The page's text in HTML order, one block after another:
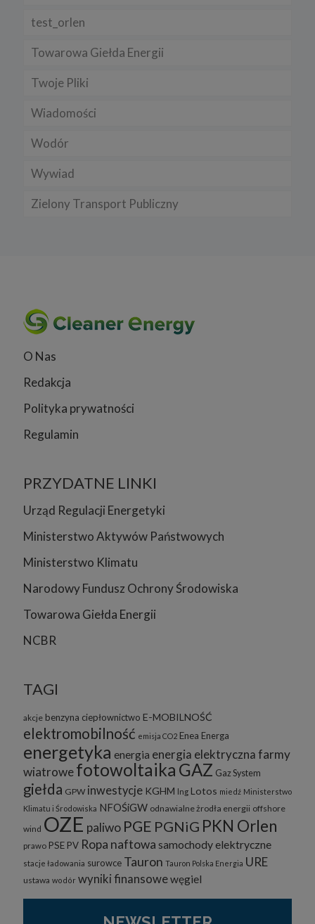
test_orlen
Towarowa Giełda Energii
Twoje Pliki
Wiadomości
Wodór
Wywiad
Zielony Transport Publiczny
O Nas
Redakcja
Polityka prywatności
Regulamin
PRZYDATNE LINKI
Urząd Regulacji Energetyki
Ministerstwo Aktywów Państwowych
Ministerstwo Klimatu
Narodowy Fundusz Ochrony Środowiska
Towarowa Giełda Energii
NCBR
TAGI
akcje benzyna ciepłownictwo E-MOBILNOŚĆ
elektromobilność emisja CO2 Enea Energa
energetyka energia energia elektrycznafarmy
wiatrowefotowoltaika GAZ Gaz System
giełda GPW inwestycje KGHM lng Lotos miedź Ministerstwo
Klimatu i Środowiska NFOŚiGW odnawialne żrodła energii offshore
wind OZE paliwo PGE PGNiG PKN Orlen
prawo PSE PV Ropa naftowa samochody elektryczne
stacje ładowania surowce Tauron Tauron Polska Energia URE
ustawa wodór wyniki finansowewęgiel